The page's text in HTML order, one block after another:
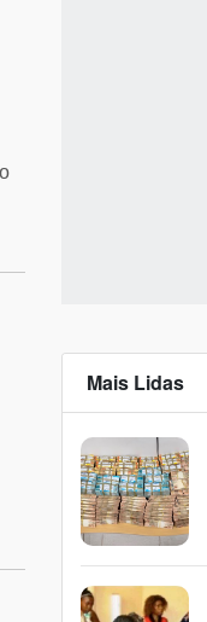
Mais Lidas